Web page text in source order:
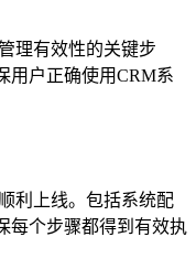
理有效性的关键步
用户正确使用CRM系
利上线。包括系统配
每个步骤都得到有效执